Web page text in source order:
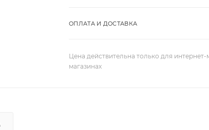
ОПЛАТА И ДОСТАВКА
Цена действительна только для
магазинах